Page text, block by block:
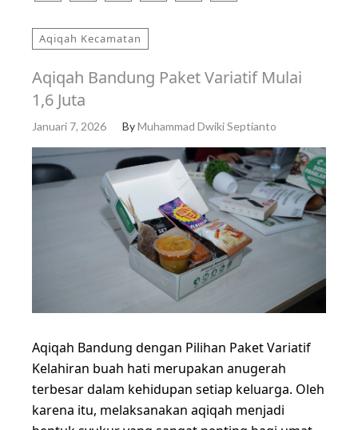
Aqiqah Kecamatan
Aqiqah Bandung Paket Variatif Mulai
1,6 Juta
Januari 7, 2026 ByMuhammad Dwiki Septianto
Aqiqah Bandung dengan Pilihan Paket Variatif
Kelahiran buah hati merupakan anugerah
terbesar dalam kehidupan setiap keluarga. Oleh
karena itu, melaksanakan aqiqah menjadi